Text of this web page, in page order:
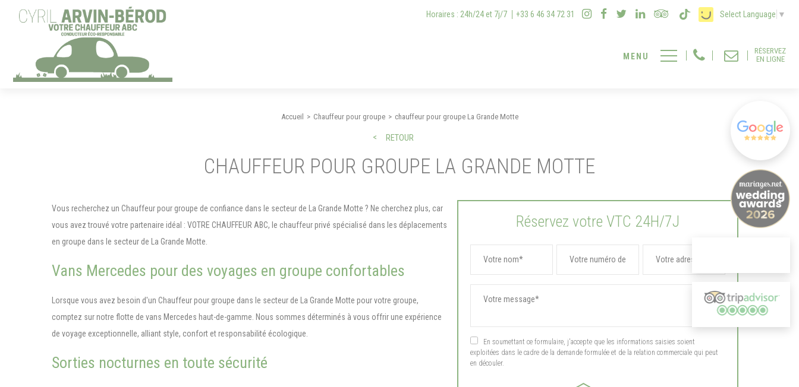
Horaires : 24h/24 et 7j/7 +33 6 46 34 72 31 Select Language ▼
RÉSERVEZ
EN LIGNE
Accueil Chauffeur pour groupe chauffeur pour groupe La Grande Motte
RETOUR
CHAUFFEUR POUR GROUPE LA GRANDE MOTTE
Vous recherchez un Chauffeur pour groupe de confiance dans le secteur de La Grande Motte ? Ne cherchez plus, car
vous avez trouvé votre partenaire idéal : VOTRE CHAUFFEUR ABC, le chauffeur privé spécialisé dans les déplacements
en groupe dans le secteur de La Grande Motte.
Vans Mercedes pour des voyages en groupe confortables
Lorsque vous avez besoin d'un Chauffeur pour groupe dans le secteur de La Grande Motte pour votre groupe,
comptez sur notre flotte de vans Mercedes haut-de-gamme. Nous sommes déterminés à vous offrir une expérience
de voyage exceptionnelle, alliant style, confort et responsabilité écologique.
Sorties nocturnes en toute sécurité
Réservez votre VTC 24H/7J
En soumettant ce formulaire, j'accepte que les informations saisies soient
exploitées dans le cadre de la demande formulée et de la relation commerciale qui peut
en découler.